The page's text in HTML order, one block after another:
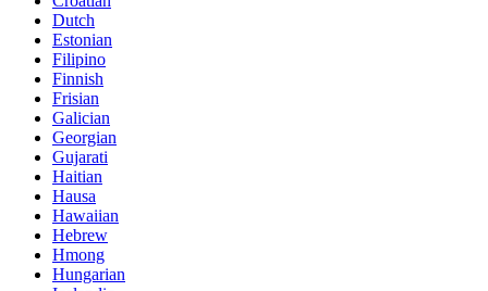
Dutch
Estonian
Filipino
Finnish
Frisian
Galician
Georgian
Gujarati
Haitian
Hausa
Hawaiian
Hebrew
Hmong
Hungarian